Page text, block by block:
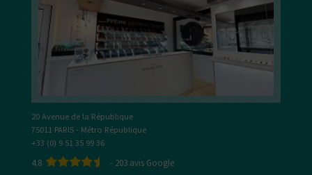
20 Avenue de la République
75011 PARIS - Métro République
+33 (0) 9 51 35 99 36
4.8 - 203 avis Google